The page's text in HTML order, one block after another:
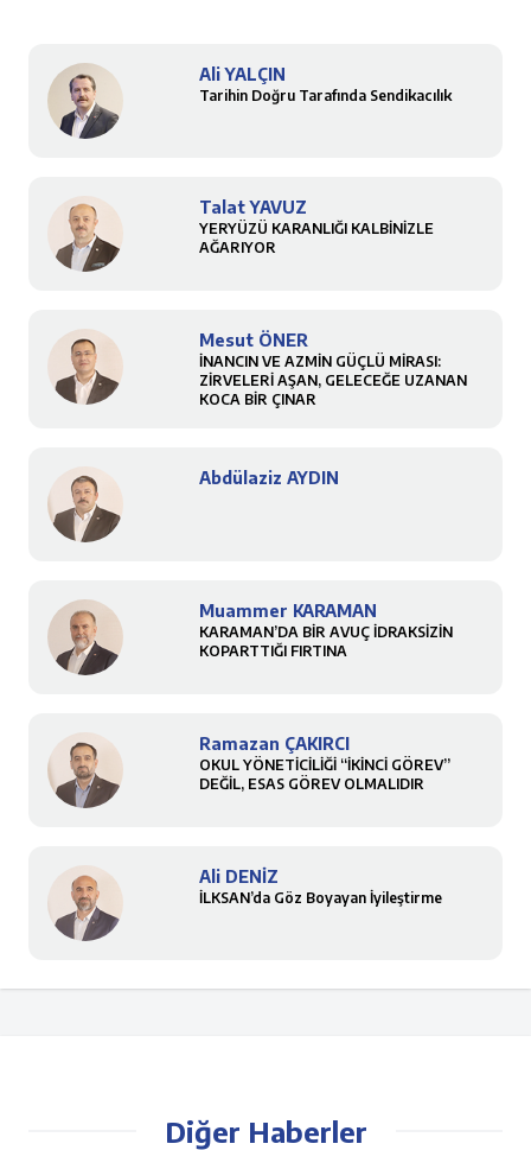
Ali YALÇIN
Tarihin Doğru Tarafında Sendikacılık
Talat YAVUZ
YERYÜZÜ KARANLIĞI KALBİNİZLE
AĞARIYOR
Mesut ÖNER
İNANCIN VE AZMİN GÜÇLÜ MİRASI:
ZİRVELERİ AŞAN, GELECEĞE UZANAN
KOCA BİR ÇINAR
Abdülaziz AYDIN
Muammer KARAMAN
KARAMAN’DA BİR AVUÇ İDRAKSİZİN
KOPARTTIĞI FIRTINA
Ramazan ÇAKIRCI
OKUL YÖNETİCİLİĞİ “İKİNCİ GÖREV”
DEĞİL, ESAS GÖREV OLMALIDIR
Ali DENİZ
İLKSAN’da Göz Boyayan İyileştirme
Diğer Haberler